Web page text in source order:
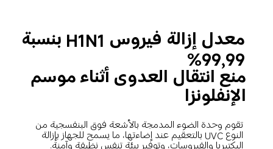
معدل إزالة فيروس H1N1 بنسبة
99,99%
منع انتقال العدوى أثناء موسم
الإنفلونزا
تقوم وحدة الضوء المدمجة بالأشعة فوق البنفسجية من
النوع UVC بالتعقيم عند إضاءتها، ما يسمح للجهاز بإزالة
البكتيريا والفيروسات، وتوفير بيئة تنفس نظيفة وآمنة.